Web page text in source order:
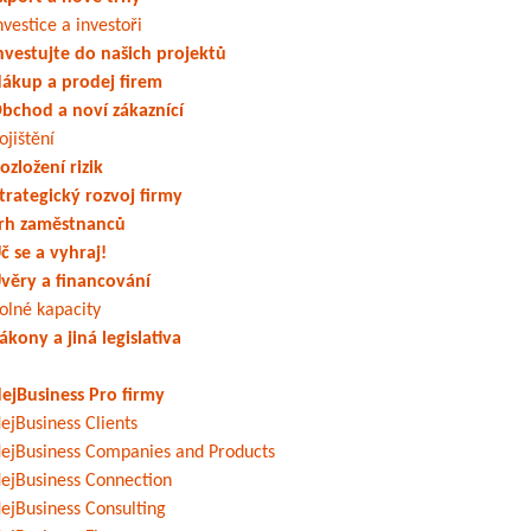
a investoři
do našich projektů
a prodej firem
a noví zákaznící
rizik
rozvoj firmy
zaměstnanců
se a vyhraj!
a financování
kapacity
a jiná legislativa
Pro firmy
Clients
Companies and Products
Connection
Consulting